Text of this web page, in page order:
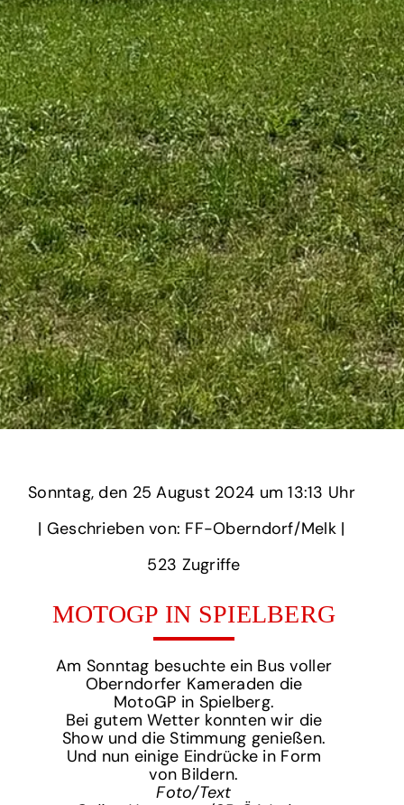
Sonntag, ‏‏‎ ‎den 25 August 2024 um‏‏‎ ‎
13:13 Uhr‏‏‎ ‎
‎| Geschrieben von: FF-Oberndorf/Melk | ‎
523‏‏‎ ‎Zugriffe
MOTOGP IN SPIELBERG
Am Sonntag besuchte ein Bus voller
Oberndorfer Kameraden die
MotoGP in Spielberg.
Bei gutem Wetter konnten wir die
Show und die Stimmung genießen.
Und nun einige Eindrücke in Form
von Bildern.
Foto/Text